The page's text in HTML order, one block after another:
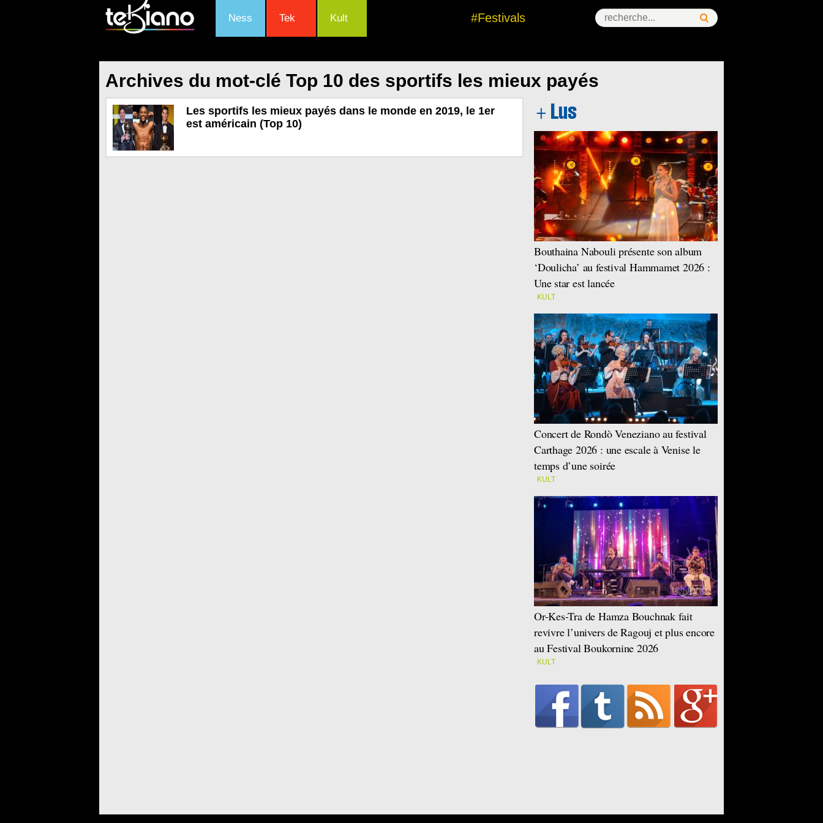
Ness Tek Kult #Festivals
Archives du mot-clé Top 10 des sportifs les mieux payés
Les sportifs les mieux payés dans le monde en 2019, le 1er
est américain (Top 10)
Bouthaina Nabouli présente son album
‘Doulicha’ au festival Hammamet 2026 :
Une star est lancée
KULT
Concert de Rondò Veneziano au festival
Carthage 2026 : une escale à Venise le
temps d’une soirée
KULT
Or-Kes-Tra de Hamza Bouchnak fait
revivre l’univers de Ragouj et plus encore
au Festival Boukornine 2026
KULT